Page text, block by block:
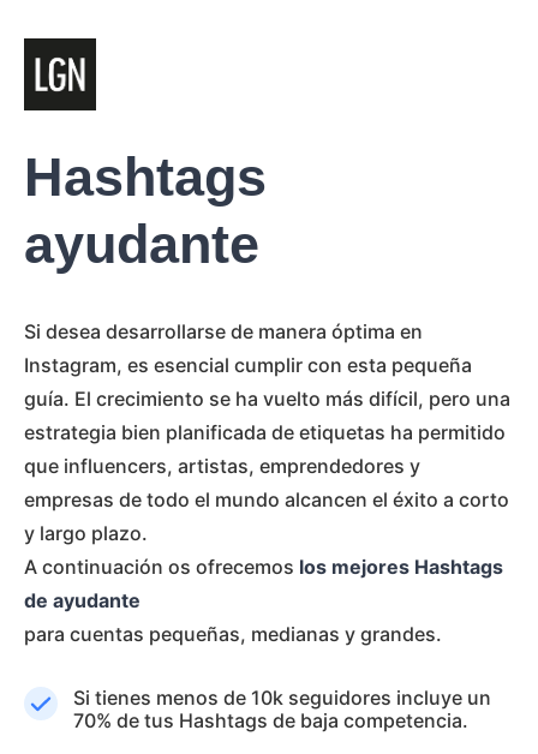
Hashtags
ayudante
Si desea desarrollarse de manera óptima en
Instagram, es esencial cumplir con esta pequeña
guía. El crecimiento se ha vuelto más difícil, pero una
estrategia bien planificada de etiquetas ha permitido
que influencers, artistas, emprendedores y
empresas de todo el mundo alcancen el éxito a corto
y largo plazo.
A continuación os ofrecemos los mejores Hashtags
de ayudante
para cuentas pequeñas, medianas y grandes.
Si tienes menos de 10k seguidores incluye un
70% de tus Hashtags de baja competencia.